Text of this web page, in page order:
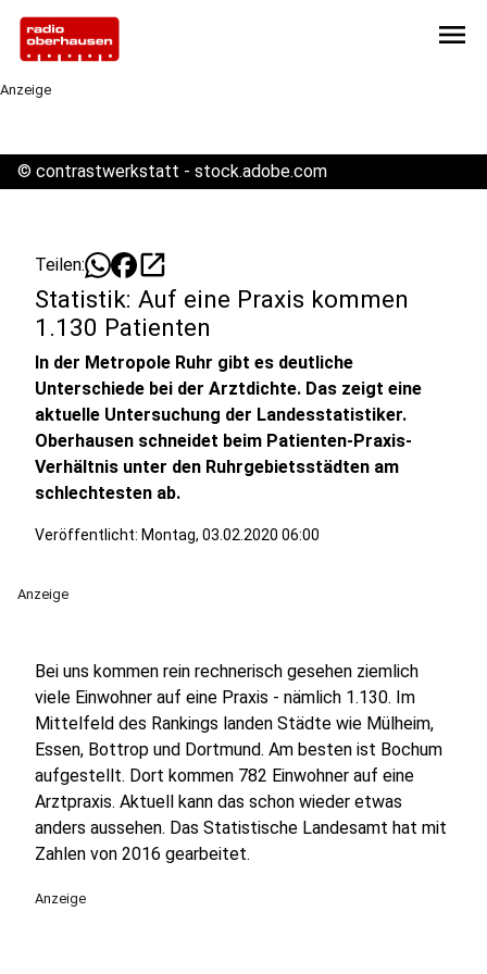
menu
Anzeige
© contrastwerkstatt - stock.adobe.com
Teilen: open_in_new
Statistik: Auf eine Praxis kommen
1.130 Patienten
In der Metropole Ruhr gibt es deutliche
Unterschiede bei der Arztdichte. Das zeigt eine
aktuelle Untersuchung der Landesstatistiker.
Oberhausen schneidet beim Patienten-Praxis-
Verhältnis unter den Ruhrgebietsstädten am
schlechtesten ab.
Veröffentlicht: Montag, 03.02.2020 06:00
Anzeige
Bei uns kommen rein rechnerisch gesehen ziemlich
viele Einwohner auf eine Praxis - nämlich 1.130. Im
Mittelfeld des Rankings landen Städte wie Mülheim,
Essen, Bottrop und Dortmund. Am besten ist Bochum
aufgestellt. Dort kommen 782 Einwohner auf eine
Arztpraxis. Aktuell kann das schon wieder etwas
anders aussehen. Das Statistische Landesamt hat mit
Zahlen von 2016 gearbeitet.
Anzeige